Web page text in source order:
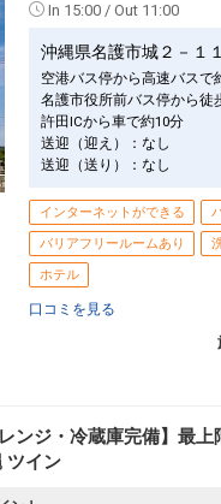
ットネスジム・Ｗｉ－Ｆｉが
れます。
ェア・スリッパをご用意♪
ます。
泊の方に、滞在中ランチ１回付
れます。
はタオル交換、ゴミ回収、ア
6月1日～2026年10月31日
ース番号：DP-1-17506680
旅行代金は、カレンダーからお
ください。
申込がお得】早期申込割引がご
までにお申し込みになると
り様 １，０００円引
過ぎてからの変更（人数の内訳
の変更）があった場合、早期申
はできません。
旅行代金は、カレンダーからお
ください。
ィットネスジム・Ｗｉ－Ｆｉ
利用できない日程やメニュー限
。
れます。
In 15:00 / Out 11:00
沖縄県名護市城２－１
空港バス停から高速バスで
名護市役所前バス停から徒
許田ICから車で約10分
送迎（迎え）：なし
送迎（送り）：なし
インターネットができる
バリアフリールームあり
ホテル
口コミを見る
レンジ・冷蔵庫完備】最
ツイン